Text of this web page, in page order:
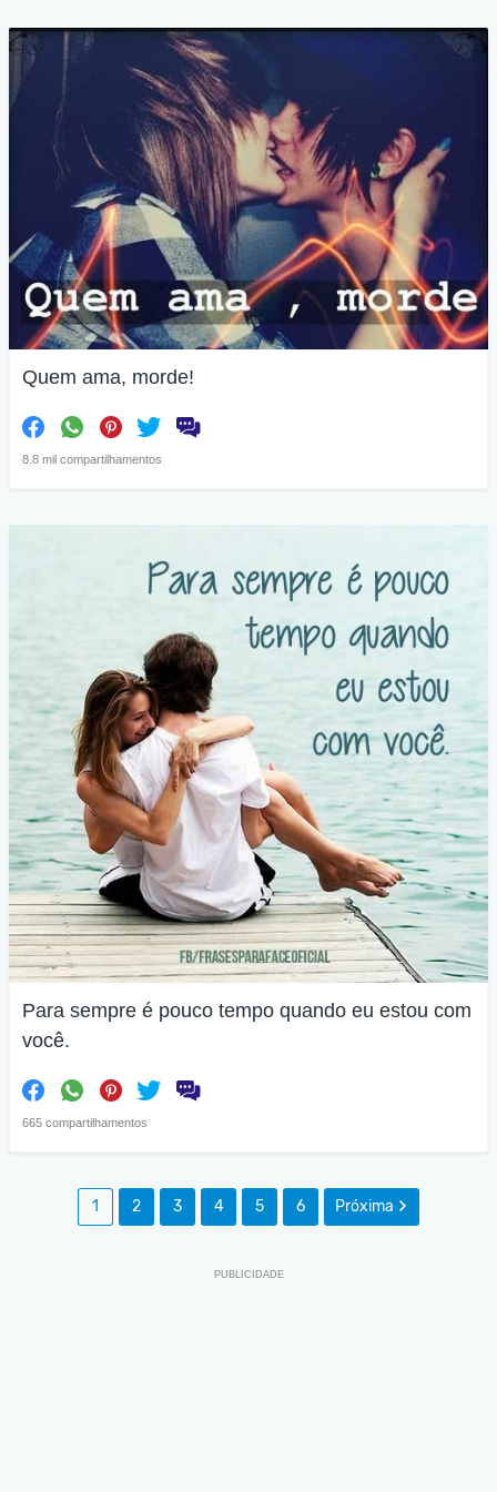
Quem ama, morde!
8.8 mil compartilhamentos
Para sempre é pouco tempo quando eu estou com
você.
665 compartilhamentos
1 2 3 4 5 6 Próxima